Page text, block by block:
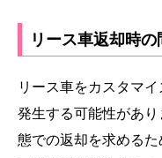
リース車返却時の
リース車をカスタマ
発生する可能性があ
態での返却を求める